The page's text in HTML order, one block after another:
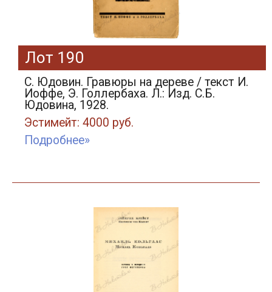
Лот 190
С. Юдовин. Гравюры на дереве / текст И.
Иоффе, Э. Голлербаха. Л.: Изд. С.Б.
Юдовина, 1928.
Эстимейт: 4000 руб.
Подробнее»